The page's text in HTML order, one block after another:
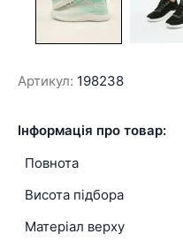
Артикул: 198238
Інформація про товар:
Повнота
Висота підбора
Матеріал верху